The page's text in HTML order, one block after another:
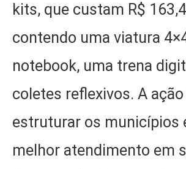
kits, que custam R$
contendo uma viatura
notebook, uma trena
coletes reflexivos. A
estruturar os municípios
melhor atendimento em